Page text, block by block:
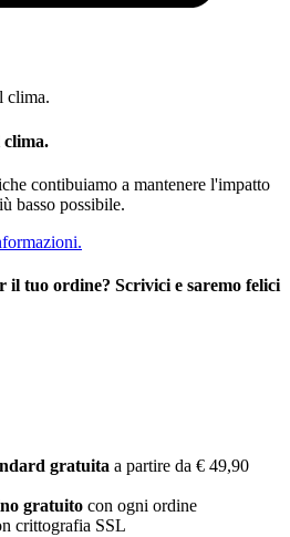
clima.
contibuiamo a mantenere l'impatto
basso possibile.
il tuo ordine? Scrivici e saremo felici
gratuita a partire da € 49,90
gratuito con ogni ordine
crittografia SSL